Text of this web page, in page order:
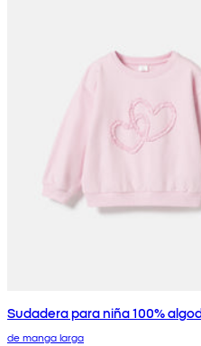
Sudadera para niña 100%
de manga larga